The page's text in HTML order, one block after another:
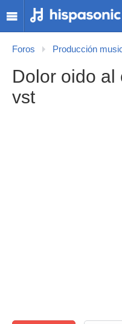
Foros Producción
Dolor oido al
vst